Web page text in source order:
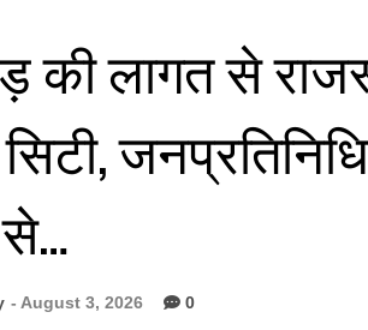
की लागत से
से…
- August 3, 2026 0